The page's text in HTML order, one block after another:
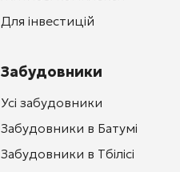
Для інвестицій
Забудовники
Усі забудовники
Забудовники в Батумі
Забудовники в Тбілісі